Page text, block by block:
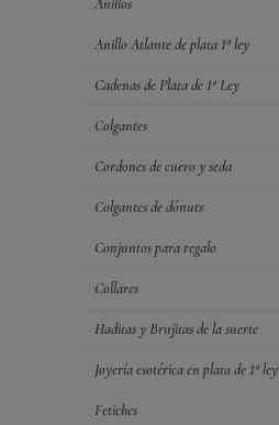
Anillos
Anillo Atlante de plata 1ª ley
Cadenas de Plata de 1ª Ley
Colgantes
Cordones de cuero y seda
Colgantes de dónuts
Conjuntos para regalo
Collares
Haditas y Brujitas de la suerte
Joyería esotérica en plata de 1ª ley
Fetiches